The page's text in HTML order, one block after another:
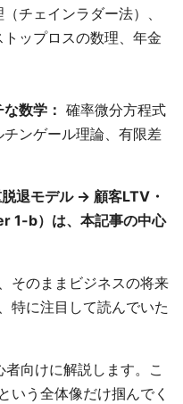
チェインラダー法）、
ップロスの数理、年金
数学： 確率微分方程式
チンゲール理論、有限差
脱退モデル → 顧客LTV・
1-b）は、本記事の中心
そのままビジネスの将来
特に注目して読んでいた
者向けに解説します。こ
いう全体像だけ掴んでく